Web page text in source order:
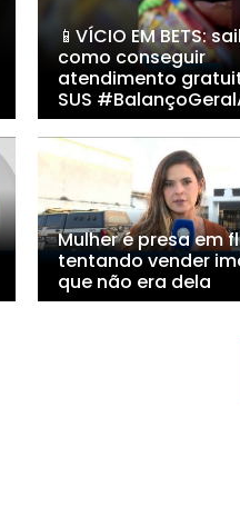
📱VÍCIO EM BETS:
como conseguir
atendimento
SUS
Mulher é presa em
tentando vender
que não era dela